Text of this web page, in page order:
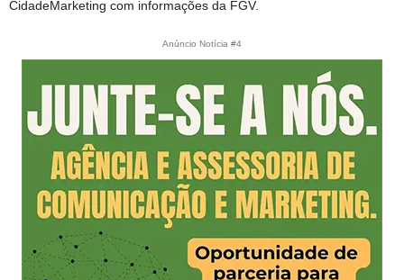
CidadeMarketing com informações da FGV.
Anúncio Notícia #4